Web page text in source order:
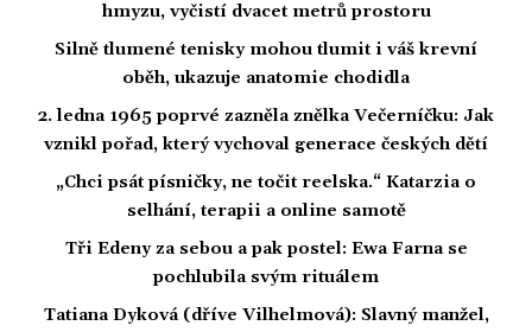
hmyzu, vyčistí dvacet metrů prostoru
Silně tlumené tenisky mohou tlumit i váš krevní
oběh, ukazuje anatomie chodidla
2. ledna 1965 poprvé zazněla znělka Večerníčku: Jak
vznikl pořad, který vychoval generace českých dětí
„Chci psát písničky, ne točit reelska.“ Katarzia o
selhání, terapii a online samotě
Tři Edeny za sebou a pak postel: Ewa Farna se
pochlubila svým rituálem
Tatiana Dyková (dříve Vilhelmová): Slavný manžel,